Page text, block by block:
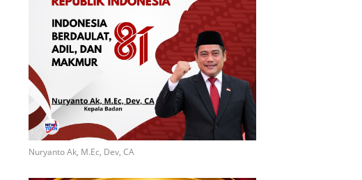
Nuryanto Ak, M.Ec, Dev, CA